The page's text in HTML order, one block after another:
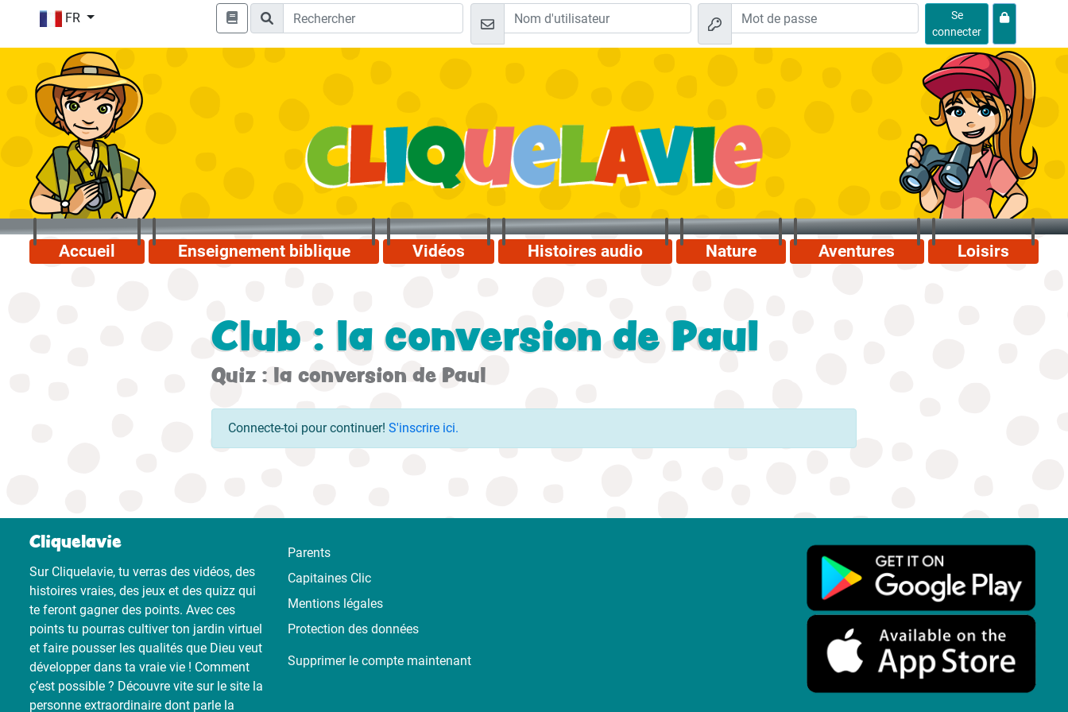
FR
Se
connecter
Accueil Enseignement biblique Vidéos Histoires audio Nature Aventures Loisirs
Club : la conversion de Paul
Quiz : la conversion de Paul
Connecte-toi pour continuer!S'inscrire ici.
Cliquelavie
Sur Cliquelavie, tu verras des vidéos, des
histoires vraies, des jeux et des quizz qui
te feront gagner des points. Avec ces
points tu pourras cultiver ton jardin virtuel
et faire pousser les qualités que Dieu veut
développer dans ta vraie vie ! Comment
ç’est possible ? Découvre vite sur le site la
personne extraordinaire dont parle la
Parents
Capitaines Clic
Mentions légales
Protection des données
Supprimer le compte maintenant